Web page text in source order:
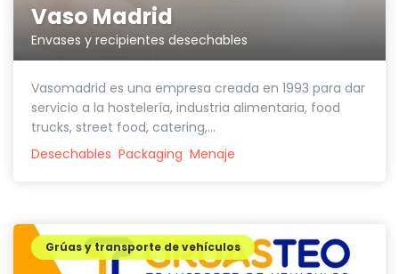
Vaso Madrid
Envases y recipientes desechables
Vasomadrid es una empresa creada en 1993 para dar
servicio a la hostelería, industria alimentaria, food
trucks, street food, catering,...
Desechables Packaging Menaje
Grúas y transporte de vehículos